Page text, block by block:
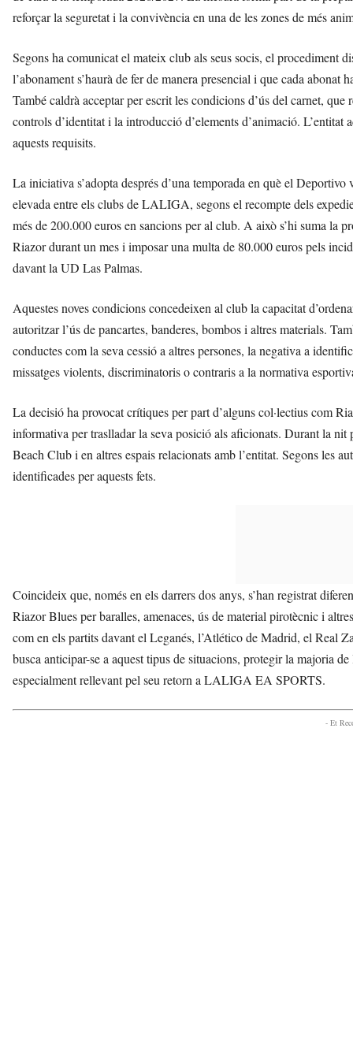
reforçar la seguretat i la convivència en una de les zones de més
Segons ha comunicat el mateix club als seus socis, el procediment
l’abonament s’haurà de fer de manera presencial i que cada
També caldrà acceptar per escrit les condicions d’ús del carnet,
controls d’identitat i la introducció d’elements d’animació.
aquests requisits.
La iniciativa s’adopta després d’una temporada en què el
elevada entre els clubs de LALIGA, segons el recompte dels
més de 200.000 euros en sancions per al club. A això s’hi suma la
Riazor durant un mes i imposar una multa de 80.000 euros pels
davant la UD Las Palmas.
Aquestes noves condicions concedeixen al club la capacitat
autoritzar l’ús de pancartes, banderes, bombos i altres materials.
conductes com la seva cessió a altres persones, la negativa a
missatges violents, discriminatoris o contraris a la normativa
La decisió ha provocat crítiques per part d’alguns col·lectius com
informativa per traslladar la seva posició als aficionats. Durant la
Beach Club i en altres espais relacionats amb l’entitat. Segons les
identificades per aquests fets.
Coincideix que, només en els darrers dos anys, s’han registrat
Riazor Blues per baralles, amenaces, ús de material pirotècnic i
com en els partits davant el Leganés, l’Atlético de Madrid, el Real
busca anticipar-se a aquest tipus de situacions, protegir la majoria
especialment rellevant pel seu retorn a LALIGA EA SPORTS.
- Et